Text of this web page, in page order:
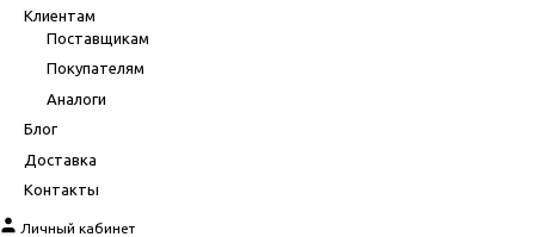
Клиентам
Поставщикам
Покупателям
Аналоги
Блог
Доставка
Контакты
Личный кабинет